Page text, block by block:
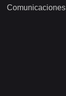
Comunicaciones